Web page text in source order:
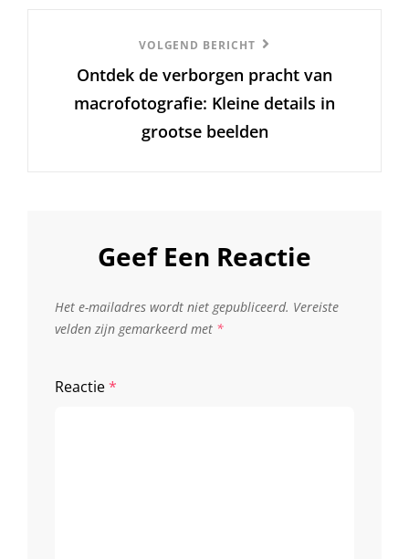
Bericht
VOLGEND BERICHT
Ontdek de verborgen pracht van
macrofotografie: Kleine details in
grootse beelden
Geef Een Reactie
Het e-mailadres wordt niet gepubliceerd. Vereiste
velden zijn gemarkeerd met *
Reactie*